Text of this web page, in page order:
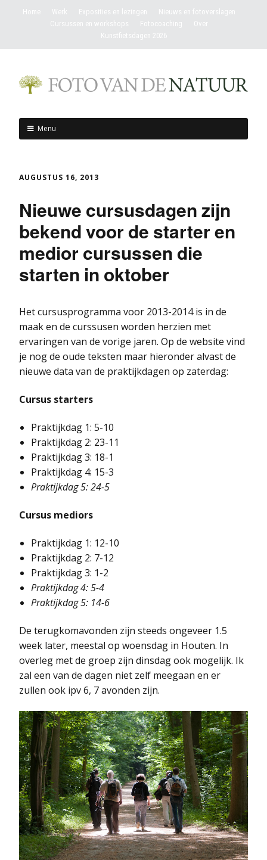
Home Werk Exposities en lezingen
Nieuws en fotoverslagen
Cursussen en workshops
Fotocoaching
Over
Kunstfietsdagen 2026
Menu
AUGUSTUS 16, 2013
Nieuwe cursusdagen zijn
bekend voor de starter en
medior cursussen die
starten in oktober
Het cursusprogramma voor 2013-2014 is in de
maak en de curssusen worden herzien met
ervaringen van de vorige jaren. Op de website vind
je nog de oude teksten maar hieronder alvast de
nieuwe data van de praktijkdagen op zaterdag:
Cursus starters
Praktijkdag 1: 5-10
Praktijkdag 2: 23-11
Praktijkdag 3: 18-1
Praktijkdag 4: 15-3
Praktijkdag 5: 24-5
Cursus mediors
Praktijkdag 1: 12-10
Praktijkdag 2: 7-12
Praktijkdag 3: 1-2
Praktijkdag 4: 5-4
Praktijkdag 5: 14-6
De terugkomavonden zijn steeds ongeveer 1.5
week later, meestal op woensdag in Houten. In
overleg met de groep zijn dinsdag ook mogelijk. Ik
zal een van de dagen niet zelf meegaan en er
zullen ook ipv 6, 7 avonden zijn.